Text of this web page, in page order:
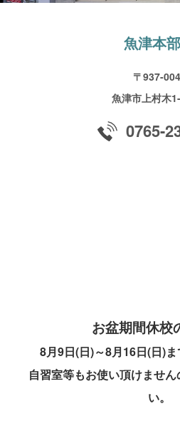
魚津本
〒937-
魚津市上村木
0765-
お盆期間休校
8月9日(日)～8月16日(日)ま
自習室等もお使い頂けませ
い。